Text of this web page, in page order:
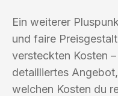
Ein weiterer
und faire
versteckten Kosten
detailliertes
welchen Kosten du